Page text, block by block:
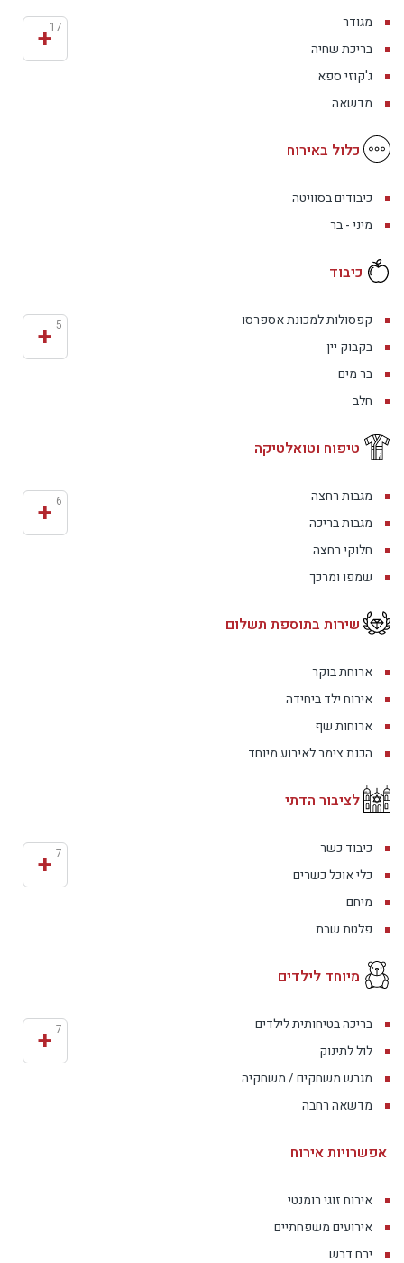
מגודר
בריכת שחיה
ג'קוזי ספא
מדשאה
+17
כלול באירוח
כיבודים בסוויטה
מיני - בר
כיבוד
קפסולות למכונת אספרסו
בקבוק יין
בר מים
חלב
+ 5
טיפוח וטואלטיקה
מגבות רחצה
מגבות בריכה
חלוקי רחצה
שמפו ומרכך
+ 6
שירות בתוספת תשלום
ארוחת בוקר
אירוח ילד ביחידה
ארוחות שף
הכנת צימר לאירוע מיוחד
לציבור הדתי
כיבוד כשר
כלי אוכל כשרים
מיחם
פלטת שבת
+ 7
מיוחד לילדים
בריכה בטיחותית לילדים
לול לתינוק
מגרש משחקים / משחקיה
מדשאה רחבה
+ 7
אפשרויות אירוח
אירוח זוגי רומנטי
אירועים משפחתיים
ירח דבש